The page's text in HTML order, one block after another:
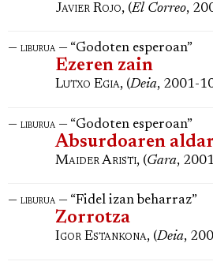
Javier Rojo, (El Correo,
— liburua — “Godoten esperoan”
Ezeren zain
Lutxo Egia, (Deia, 2001-
— liburua — “Godoten esperoan”
Absurdoaren
Maider Aristi, (Gara,
— liburua — “Fidel izan beharraz”
Zorrotza
Igor Estankona, (Deia,